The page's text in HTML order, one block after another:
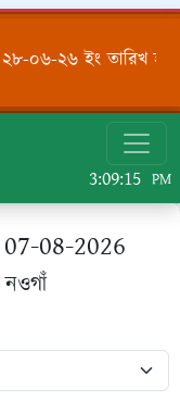
০৬-২৬ ইং তারিখ
3:09:15 PM
08-2026
নওগাঁ